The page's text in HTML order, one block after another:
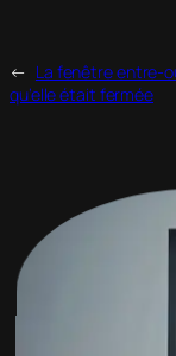
← La fenêtre
qu’elle était fermée